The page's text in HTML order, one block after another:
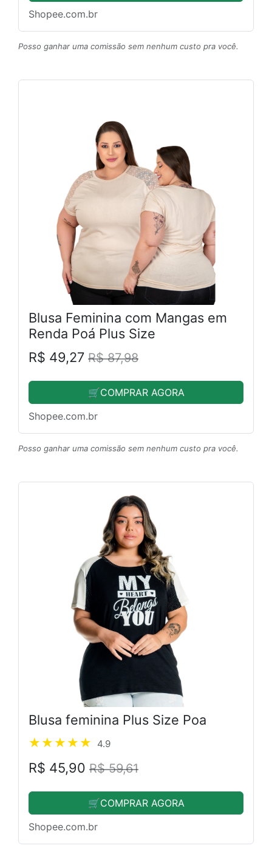
Shopee.com.br
Posso ganhar uma comissão sem nenhum custo pra você.
Blusa Feminina com Mangas em
Renda Poá Plus Size
R$ 49,27 R$ 87,98
🛒COMPRAR AGORA
Shopee.com.br
Posso ganhar uma comissão sem nenhum custo pra você.
Blusa feminina Plus Size Poa
4.9
R$ 45,90 R$ 59,61
🛒COMPRAR AGORA
Shopee.com.br